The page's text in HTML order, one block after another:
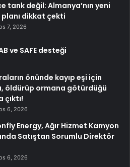
tank değil: Almanya’nın yeni
dikkat çekti
7, 2026
ve SAFE desteği
önünde kayıp eşi için
öldürüp ormana götürdüğü
6, 2026
Energy, Ağır Hizmet Kamyon
Satıştan Sorumlu Direktör
6, 2026